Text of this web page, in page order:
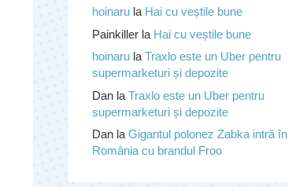
hoinarula Hai cu veștile bune
Painkillerla Hai cu veștile bune
hoinarula Traxlo este un Uber pentru
supermarketuri și depozite
Danla Traxlo este un Uber pentru
supermarketuri și depozite
Danla Gigantul polonez Zabka intră în
România cu brandul Froo